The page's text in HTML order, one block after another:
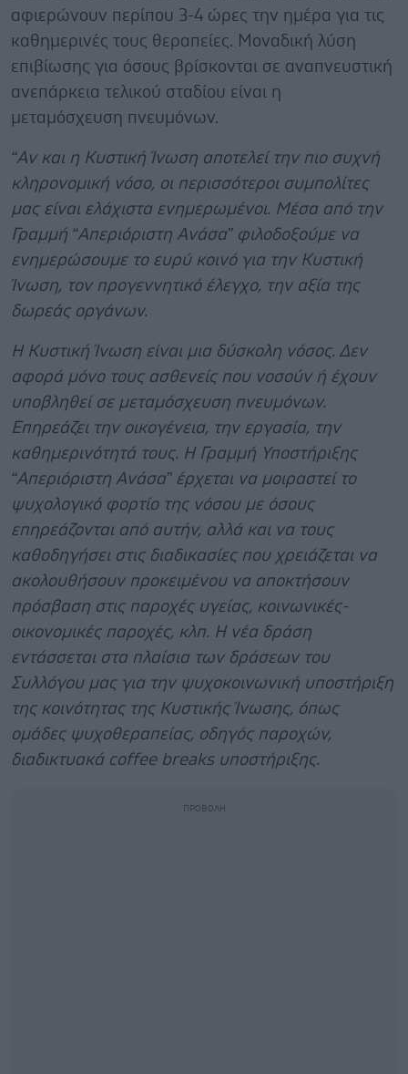
αφιερώνουν περίπου 3-4 ώρες την ημέρα για τις
καθημερινές τους θεραπείες. Μοναδική λύση
επιβίωσης για όσους βρίσκονται σε αναπνευστική
ανεπάρκεια τελικού σταδίου είναι η
μεταμόσχευση πνευμόνων.
“Αν και η Κυστική Ίνωση αποτελεί την πιο συχνή
κληρονομική νόσο, οι περισσότεροι συμπολίτες
μας είναι ελάχιστα ενημερωμένοι. Μέσα από την
Γραμμή “Απεριόριστη Ανάσα” φιλοδοξούμε να
ενημερώσουμε το ευρύ κοινό για την Κυστική
Ίνωση, τον προγεννητικό έλεγχο, την αξία της
δωρεάς οργάνων.
Η Κυστική Ίνωση είναι μια δύσκολη νόσος. Δεν
αφορά μόνο τους ασθενείς που νοσούν ή έχουν
υποβληθεί σε μεταμόσχευση πνευμόνων.
Επηρεάζει την οικογένεια, την εργασία, την
καθημερινότητά τους. Η Γραμμή Υποστήριξης
“Απεριόριστη Ανάσα” έρχεται να μοιραστεί το
ψυχολογικό φορτίο της νόσου με όσους
επηρεάζονται από αυτήν, αλλά και να τους
καθοδηγήσει στις διαδικασίες που χρειάζεται να
ακολουθήσουν προκειμένου να αποκτήσουν
πρόσβαση στις παροχές υγείας, κοινωνικές-
οικονομικές παροχές, κλπ. Η νέα δράση
εντάσσεται στα πλαίσια των δράσεων του
Συλλόγου μας για την ψυχοκοινωνική υποστήριξη
της κοινότητας της Κυστικής Ίνωσης, όπως
ομάδες ψυχοθεραπείας, οδηγός παροχών,
διαδικτυακά coffee breaksυποστήριξης.